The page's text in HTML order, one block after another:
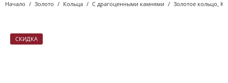
Начало Золото Кольцa С драгоценными камнями Золотое кольцо,
СКИДКА